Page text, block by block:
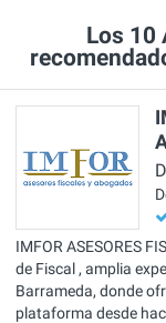
Los 10
IMFOR ASESORES
de Fiscal , amplia
Barrameda, donde
plataforma desde